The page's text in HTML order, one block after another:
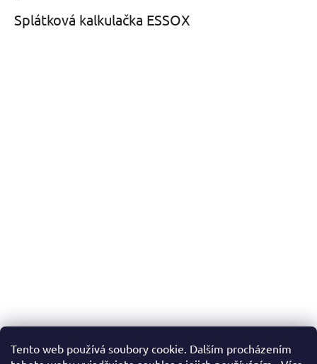
Tento web používá soubory cookie. Dalším procházením
Splátková kalkulačka ESSOX